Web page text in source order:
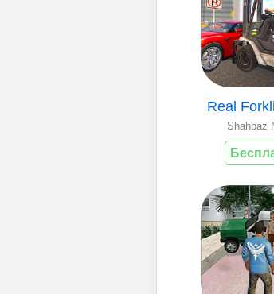
Real
Shahbaz